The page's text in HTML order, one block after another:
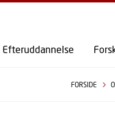
Efteruddannelse
FORSIDE